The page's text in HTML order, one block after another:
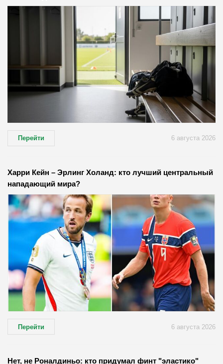
Перейти 6 августа 2026
Харри Кейн – Эрлинг Холанд: кто лучший центральный
нападающий мира?
Перейти 6 августа 2026
Нет, не Роналдиньо: кто придумал финт "эластико"